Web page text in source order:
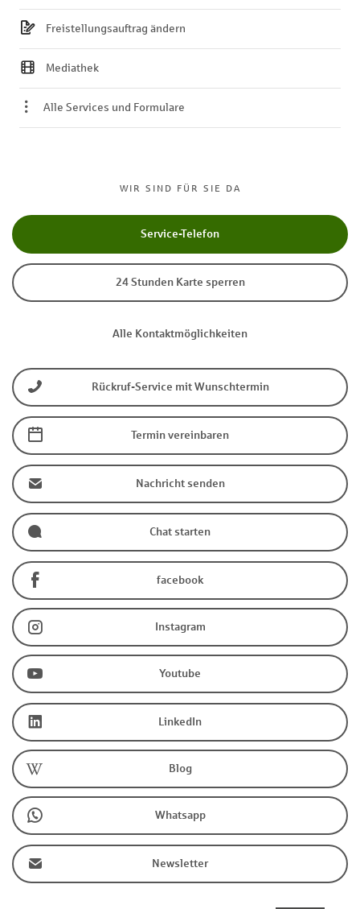
WIR SIND FÜR SIE DA
Service-Telefon
24 Stunden Karte sperren
Alle Kontaktmöglichkeiten
Rückruf-Service mit Wunschtermin
Termin vereinbaren
Nachricht senden
Chat starten
facebook
Instagram
Youtube
LinkedIn
Blog
Whatsapp
Newsletter
Freistellungsauftrag ändern
Mediathek
Alle Services und Formulare